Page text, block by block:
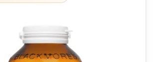
มินอี ซึ่งมีส่วนช่วยในกระบวนการ
ตะกั่วจึงมั่นใจได้เลยว่าจะปลอดภัย
านอย่างแน่นอน